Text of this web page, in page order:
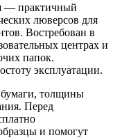
— практичный
люверсов для
Востребован в
центрах и
папок.
эксплуатации.
бумаги, толщины
Перед
и помогут